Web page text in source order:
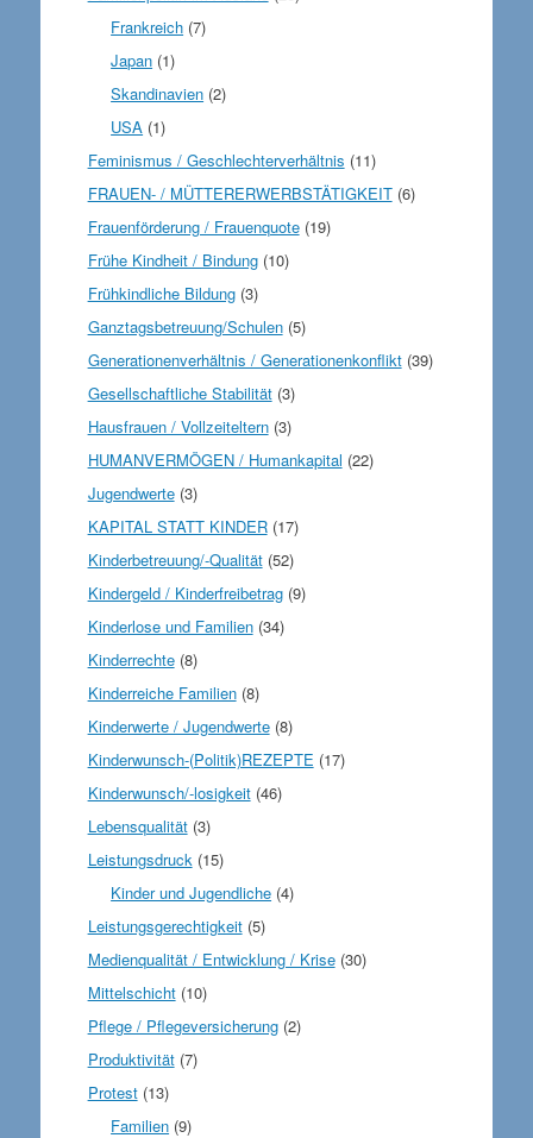
Frankreich (7)
Japan (1)
Skandinavien (2)
USA (1)
Feminismus / Geschlechterverhältnis (11)
FRAUEN- / MÜTTERERWERBSTÄTIGKEIT(6)
Frauenförderung / Frauenquote(19)
Frühe Kindheit / Bindung(10)
Frühkindliche Bildung(3)
Ganztagsbetreuung/Schulen(5)
Generationenverhältnis / Generationenkonflikt(39)
Gesellschaftliche Stabilität(3)
Hausfrauen / Vollzeiteltern(3)
HUMANVERMÖGEN / Humankapital (22)
Jugendwerte(3)
KAPITAL STATT KINDER(17)
Kinderbetreuung/-Qualität(52)
Kindergeld / Kinderfreibetrag(9)
Kinderlose und Familien(34)
Kinderrechte(8)
Kinderreiche Familien(8)
Kinderwerte / Jugendwerte(8)
Kinderwunsch-(Politik)REZEPTE (17)
Kinderwunsch/-losigkeit(46)
Lebensqualität(3)
Leistungsdruck(15)
Kinder und Jugendliche (4)
Leistungsgerechtigkeit(5)
Medienqualität / Entwicklung / Krise(30)
Mittelschicht(10)
Pflege / Pflegeversicherung(2)
Produktivität(7)
Protest(13)
Familien (9)